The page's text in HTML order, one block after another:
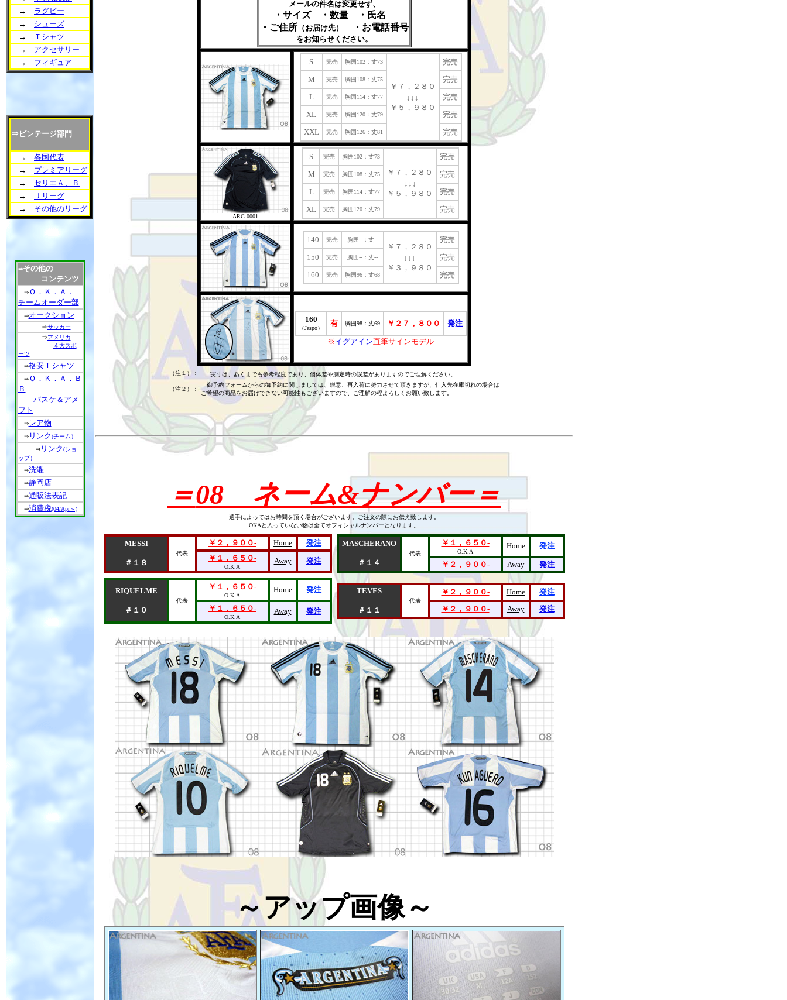
→ ラグビー
→ シューズ
→
Ｔシャツ
→ アクセサリー
→ フィギュア
⇒ビンテージ部門
→ 各国代表
→ プレミアリーグ
→ セリエＡ、Ｂ
→
Ｊリーグ
→ その他のリーグ
⇒その他の
コンテンツ
⇒Ｏ．Ｋ．Ａ．
チームオーダー部
⇒オークション
⇒サッカー
⇒アメリカ
４大スポ
ーツ
⇒格安Ｔシャツ
⇒Ｏ．Ｋ．Ａ．Ｂ
Ｂ
バスケ＆アメ
フト
⇒レア物
⇒リンク(チーム）
⇒リンク(ショ
ップ）
⇒洗濯
⇒静岡店
⇒通販法表記
⇒消費税(04/Apr～)
メールの件名は変更せず、
・サイズ ・数量 ・氏名
・ご住所（お届け先） ・お電話番号
をお知らせください。
S 完売 胸囲102：丈73
￥７，２８０
↓↓↓
￥５，９８０
完売
M
完売 胸囲108：丈75
完売
L
完売 胸囲114：丈77
完売
XL
完売 胸囲120：丈79
完売
XXL
完売 胸囲126：丈81 完売
ARG-0001
S 完売 胸囲102：丈73
￥７，２８０
↓↓↓
￥５，９８０
完売
M
完売 胸囲108：丈75
完売
L
完売 胸囲114：丈77
完売
XL
完売 胸囲120：丈79 完売
140 完売 胸囲--：丈--
￥７，２８０
↓↓↓
￥３，９８０
完売
150
完売 胸囲--：丈--
完売
160
完売 胸囲96：丈68 完売
160
（Jaspo）
有 胸囲98：丈69 ￥２７，８００ 発注
※ イグアイン直筆サインモデル
（注１）： 実寸は、あくまでも参考程度であり、個体差や測定時の誤差がありますのでご理解ください。
（注２）：
御予約フォームからの御予約に関しましては、鋭意、再入荷に努力させて頂きますが、仕入先在庫切れの場合は
ご希望の商品をお届けできない可能性もございますので、ご理解の程よろしくお願い致します。
＝08 ネーム&ナンバー＝
選手によってはお時間を頂く場合がございます。ご注文の際にお伝え致します。
OKAと入っていない物は全てオフィシャルナンバーとなります。
MESSI
＃１８
代表
￥２，９００- Home
発注
￥１，６５０-
O.K.A
Away 発注
MASCHERANO
＃１４
代表
￥１，６５０-
O.K.A
Home 発注
￥２，９００- Away 発注
RIQUELME
＃１０
代表
￥１，６５０-
O.K.A
Home 発注
￥１，６５０-
O.K.A
Away 発注
TEVES
＃１１
代表
￥２，９００- Home
発注
￥２，９００-
Away 発注
～アップ画像～